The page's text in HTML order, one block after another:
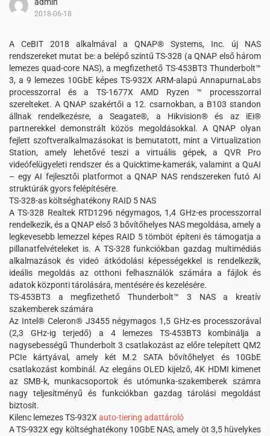
2018-06-18
A CeBIT 2018 alkalmával a QNAP® Systems, Inc. új NAS
rendszereket mutat be: a belépő szintű TS-328 (a QNAP első három
lemezes quad-core NAS), a megfizethető TS-453BT3 Thunderbolt™
3, a 9 lemezes 10GbE képes TS-932X ARM-alapú AnnapurnaLabs
processzorral és a TS-1677X AMD Ryzen ™ processzorral
szerelteket. A QNAP szakértői a 12. csarnokban, a B103 standon
állnak rendelkezésre, a Seagate®, a Hikvision® és az iEi®
partnerekkel demonstrált közös megoldásokkal. A QNAP olyan
fejlett szoftveralkalmazásokat is bemutatott, mint a Virtualization
Station, amely lehetővé teszi a virtuális gépek, a QVR Pro
videófelügyeleti rendszer és a Quicktime-kamerák, valamint a QuAI
– egy AI fejlesztői platformot a QNAP NAS rendszereken futó AI
struktúrák gyors felépítésére.
TS-328-as költséghatékony RAID 5 NAS
A TS-328 Realtek RTD1296 négymagos, 1,4 GHz-es processzorral
rendelkezik, és a QNAP első 3 bővítőhelyes NAS megoldása, amely a
legkevesebb lemezzel képes RAID 5 tömböt építeni és támogatja a
pillanatfelvételeket is. A TS-328 funkciókban gazdag multimédiás
alkalmazások és videó átkódolási képességekkel is rendelkezik,
ideális megoldás az otthoni felhasználók számára a fájlok és
adatok központi tárolására, mentésére és kezelésére.
TS-453BT3 a megfizethető Thunderbolt™ 3 NAS a kreatív
szakemberek számára
Az Intel® Celeron® J3455 négymagos 1,5 GHz-es processzorával
(2,3 GHz-ig terjedő) a 4 lemezes TS-453BT3 kombinálja a
nagysebességű Thunderbolt 3 csatlakozást az előre telepített QM2
PCIe kártyával, amely két M.2 SATA bővítőhelyet és 10GbE
csatlakozást kombinál. Az elegáns OLED kijelző, 4K HDMI kimenet
az SMB-k, munkacsoportok és utómunka-szakemberek számra
nagy teljesítményű és funkciókban gazdag tárolási megoldást
biztosít.
Kilenc lemezes TS-932X auto-tiering adattároló
A TS-932X egy költséghatékony 10GbE NAS, amely öt 3,5 hüvelykes